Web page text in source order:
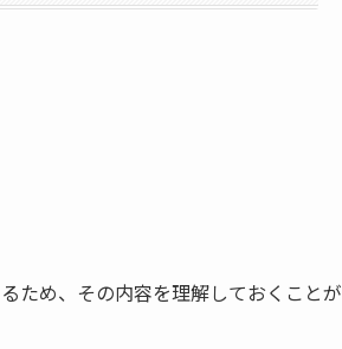
ため、その内容を理解しておくことが